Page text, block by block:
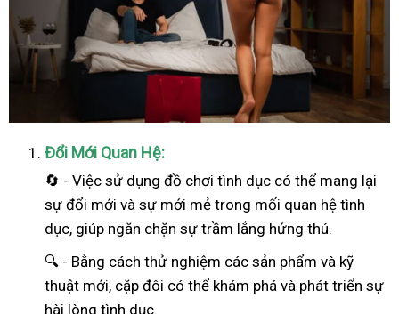
Đổi Mới Quan Hệ:
🔄 - Việc sử dụng đồ chơi tình dục có thể mang lại
sự đổi mới và sự mới mẻ trong mối quan hệ tình
dục, giúp ngăn chặn sự trầm lắng hứng thú.
🔍 - Bằng cách thử nghiệm các sản phẩm và kỹ
thuật mới, cặp đôi có thể khám phá và phát triển sự
hài lòng tình dục.